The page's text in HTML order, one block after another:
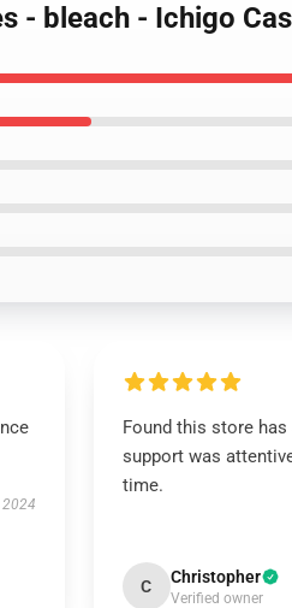
- bleach - Ichigo
2024
Found this store
support was
time.
C Christopher
Verified owner